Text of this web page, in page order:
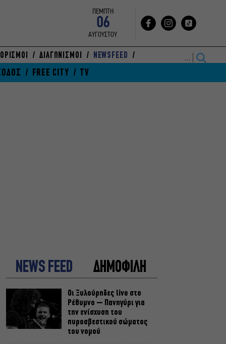
ΠΕΜΠΤΗ
06
ΑΥΓΟΥΣΤΟΥ
ΔΙΑΓΩΝΙΣΜΟΙ NEWSFEED
FREE CITY TV
NEWS FEED ΔΗΜΟΦΙΛΗ
Οι Ξυλούρηδες live στο
Ρέθυμνο – Πανηγύρι για
την ενίσχυση του
πυροσβεστικού σώματος
του νομού